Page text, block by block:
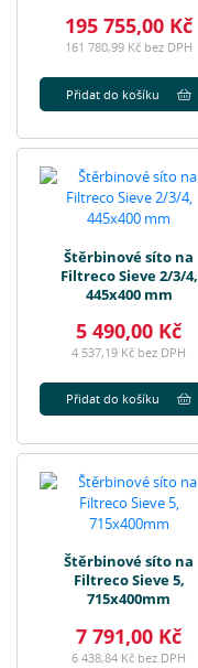
195 755,00 Kč
161 780,99 Kč bez DPH
Přidat do košíku
Štěrbinové síto na
Filtreco Sieve 2/3/4,
445x400 mm
5 490,00 Kč
4 537,19 Kč bez DPH
Přidat do košíku
Štěrbinové síto na
Filtreco Sieve 5,
715x400mm
7 791,00 Kč
6 438,84 Kč bez DPH